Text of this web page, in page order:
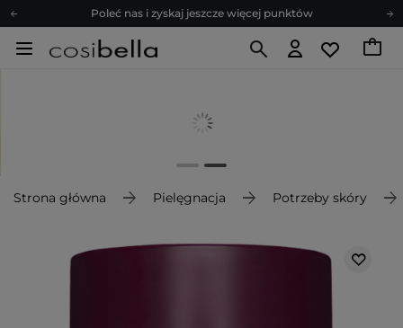
Poleć nas i zyskaj jeszcze więcej punktów
Zapisz się na newsletter pełen porad
Poleć nas i zyskaj jeszcze więcej punktów
Strona główna Pielęgnacja Potrzeby skóry